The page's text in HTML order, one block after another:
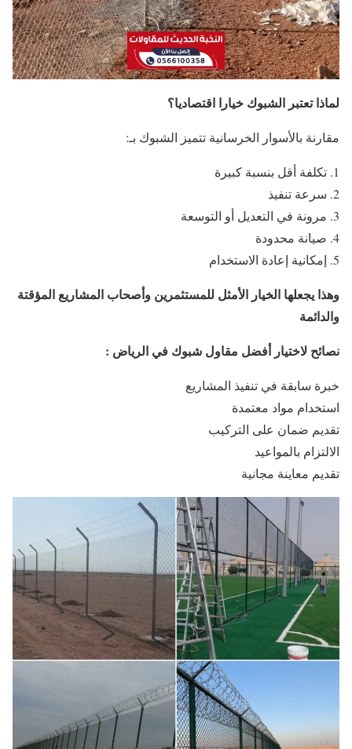
لماذا تعتبر الشبوك خيارا اقتصاديا؟
مقارنة بالأسوار الخرسانية تتميز الشبوك بـ:
تكلفة أقل بنسبة كبيرة
سرعة تنفيذ
مرونة في التعديل أو التوسعة
صيانة محدودة
إمكانية إعادة الاستخدام
وهذا يجعلها الخيار الأمثل للمستثمرين وأصحاب المشاريع المؤقتة
والدائمة
نصائح لاختيار أفضل مقاول شبوك في الرياض :
خبرة سابقة في تنفيذ المشاريع
استخدام مواد معتمدة
تقديم ضمان على التركيب
الالتزام بالمواعيد
تقديم معاينة مجانية